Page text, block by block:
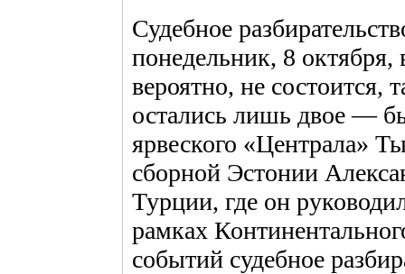
Судебное
понедельник, 8 октября,
вероятно, не состоится,
остались лишь двое —
ярвеского «Централа»
сборной Эстонии
Турции, где он
рамках
событий судебное